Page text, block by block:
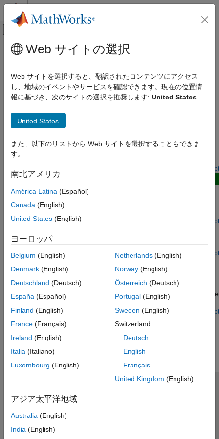
コンテンツへスキップ
オフキャンバス ナビゲーション メ
ドキュメンテーションのホーム
Satellite Communications Toolbox
Link-Level Simulation
NTN Signal Reception
メインコンテンツ
NTN Signal Reception
Satellite-based NTN reception in 5G and 6G systems
Examples in this category show how to simulate and evaluate
Featured Examples
NR NTN PDSCH Throughput
Measure PDSCH throughput of a 5G NR link in NTN channel.
Open Live Script
New
NR NTN PUSCH Throughput
Measure 5G NR PUSCH throughput over an NTN service link
Since R2026a Open Live Script
Run NB-IoT NPDSCH throughput simulation in an NTN channel.
Open Live Script
Receiver Position Estimation Using Range and Range-
Rate Measurements in NTN Systems
Determine instant coarse position of a receiver on the Earth's
surface using range and range-rate measurements from a single
LEO satellite.
Since R2025a Open Live Script
How useful was this information?
Web サイトの選択
Web サイトを選択すると、翻訳されたコンテンツにアクセス
し、地域のイベントやサービスを確認できます。現在の位置情
報に基づき、次のサイトの選択を推奨します: United States
United States
また、以下のリストから Web サイトを選択することもできま
す。
南北アメリカ
América Latina (Español)
Canada (English)
United States (English)
ヨーロッパ
Belgium (English)
Denmark (English)
Deutschland (Deutsch)
España (Español)
Finland (English)
France (Français)
Ireland (English)
Italia (Italiano)
Luxembourg (English)
Netherlands(English)
Norway(English)
Österreich (Deutsch)
Portugal(English)
Sweden (English)
Switzerland
Deutsch
English
Français
United Kingdom (English)
アジア太平洋地域
Australia (English)
India (English)
違法コピー防止
アプリケーション ステータス
お問い合わせ
© 1994-2026 The MathWorks, Inc.